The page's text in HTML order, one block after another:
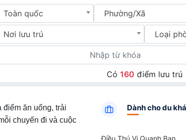
Toàn quốc Phường/Xã
Nơi lưu trú Loại
Có 160 điểm lưu trú
ăn uống, trải
chuyến đi và cuộc
Dành cho du
Điều Thú Vị Quanh Bạn